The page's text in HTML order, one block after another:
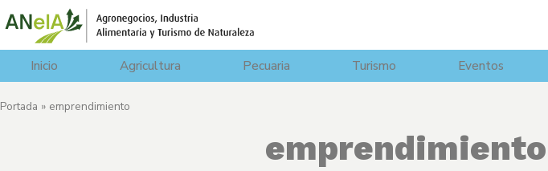
Inicio Agricultura Pecuaria Turismo Eventos
Portada » emprendimiento
emprendimiento